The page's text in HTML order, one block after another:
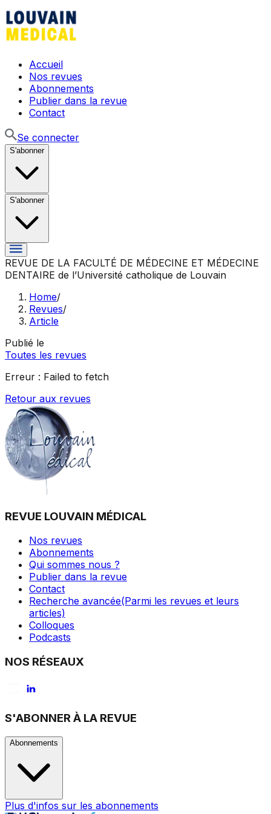
Accueil
Nos revues
Abonnements
Publier dans la revue
Contact
Se connecter
S'abonner
S'abonner
REVUE DE LA FACULTÉ DE MÉDECINE ET MÉDECINE
DENTAIRE de l’Université catholique de Louvain
Home/
Revues/
Article
Publié le
Toutes les revues
Erreur : Failed to fetch
Retour aux revues
REVUE LOUVAIN MÉDICAL
Nos revues
Abonnements
Qui sommes nous ?
Publier dans la revue
Contact
Recherche avancée(Parmi les revues et leurs
articles)
Colloques
Podcasts
NOS RÉSEAUX
S'ABONNER À LA REVUE
Abonnements
Plus d'infos sur les abonnements